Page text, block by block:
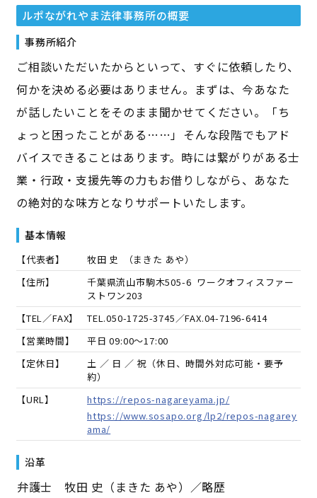
ルポながれやま法律事務所の概要
事務所紹介
ご相談いただいたからといって、すぐに依頼したり、
何かを決める必要はありません。まずは、今あなた
が話したいことをそのまま聞かせてください。「ち
ょっと困ったことがある……」――そんな段階でもアド
バイスできることはあります。時には繋がりがある士
業・行政・支援先等の力もお借りしながら、あなた
の絶対的な味方となりサポートいたします。
基本情報
【代表者】 牧田 史 （まきた あや）
【住所】
千葉県流山市駒木505-6 ワークオフィスファー
ストワン203
【TEL／FAX】
TEL.050-1725-3745／FAX.04-7196-6414
【営業時間】
平日 09:00～17:00
【定休日】
土 ／ 日 ／ 祝（休日、時間外対応可能・要予
約）
【URL】
https://repos-nagareyama.jp/
https://www.sosapo.org/lp2/repos-nagarey
ama/
沿革
――弁護士 牧田 史（まきた あや）／略歴――